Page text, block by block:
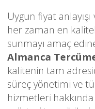
Uygun fiyat
her zaman en
sunmayı amaç
Almanca
kalitenin tam
süreç yönetimi ve
hizmetleri